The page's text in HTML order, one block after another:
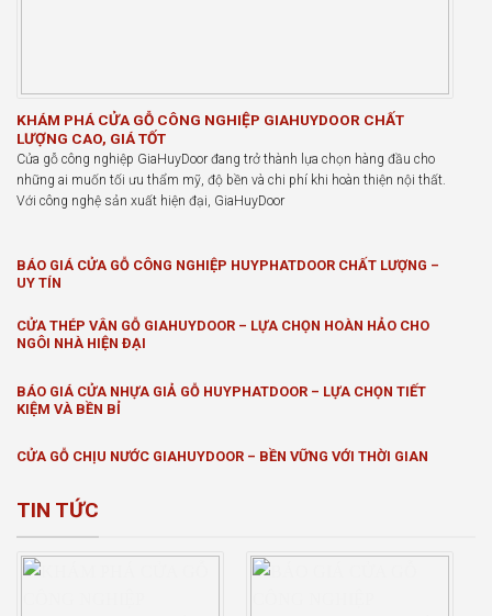
KHÁM PHÁ CỬA GỖ CÔNG NGHIỆP GIAHUYDOOR CHẤT
LƯỢNG CAO, GIÁ TỐT
Cửa gỗ công nghiệp GiaHuyDoor đang trở thành lựa chọn hàng đầu cho
những ai muốn tối ưu thẩm mỹ, độ bền và chi phí khi hoàn thiện nội thất.
Với công nghệ sản xuất hiện đại, GiaHuyDoor
BÁO GIÁ CỬA GỖ CÔNG NGHIỆP HUYPHATDOOR CHẤT LƯỢNG –
UY TÍN
CỬA THÉP VÂN GỖ GIAHUYDOOR – LỰA CHỌN HOÀN HẢO CHO
NGÔI NHÀ HIỆN ĐẠI
BÁO GIÁ CỬA NHỰA GIẢ GỖ HUYPHATDOOR – LỰA CHỌN TIẾT
KIỆM VÀ BỀN BỈ
CỬA GỖ CHỊU NƯỚC GIAHUYDOOR – BỀN VỮNG VỚI THỜI GIAN
TIN TỨC